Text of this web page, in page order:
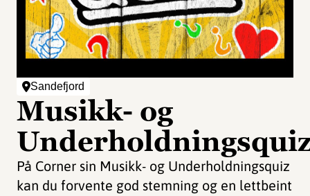
Sandefjord
Musikk- og
På Corner sin Musikk- og Underholdningsquiz
kan du forvente god stemning og en lettbeint